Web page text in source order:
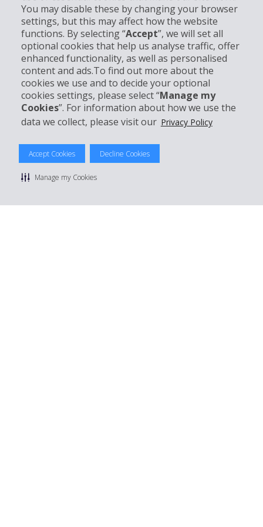
You may disable these by changing your browser
settings, but this may affect how the website
functions. By selecting “Accept”, we will set all
optional cookies that help us analyse traffic, offer
enhanced functionality, as well as personalised
content and ads.To find out more about the
cookies we use and to decide your optional
cookies settings, please select “Manage my
Cookies”. For information about how we use the
data we collect, please visit our Privacy Policy
Accept Cookies Decline Cookies
Manage my Cookies
Bedrijf
Klantenservice
Boek bij Hertz
© 2026 The Hertz System, Inc.
Privacybeleid | Gebruiksvoorwaarden |
Sitemap
Cookies beheren